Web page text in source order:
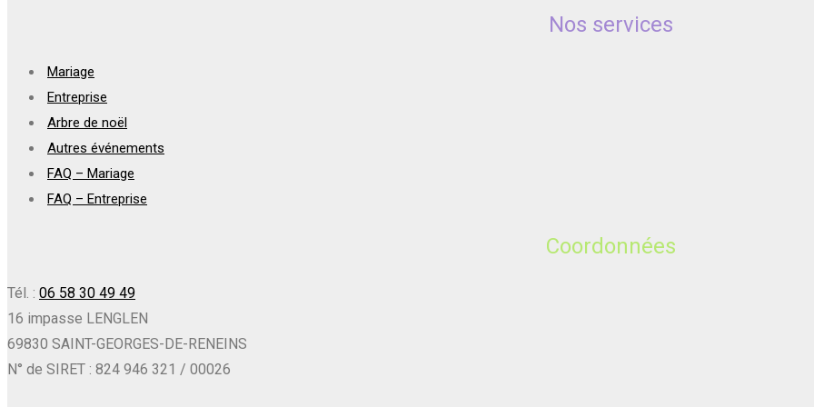
Nos services
Mariage
Entreprise
Arbre de noël
Autres événements
FAQ – Mariage
FAQ – Entreprise
Coordonnées
Tél. : 06 58 30 49 49
16 impasse LENGLEN
69830 SAINT-GEORGES-DE-RENEINS
N° de SIRET : 824 946 321 / 00026